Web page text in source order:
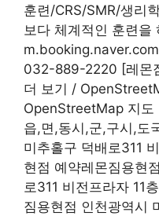
훈련/CRS/SMR/생리
보다 체계적인 훈련을
032-889-2220 [레몬
더 보기 /
OpenStreetMap 지도
읍,면,동시,군,구시,도
미추홀구 덕배로311
현점 예약레몬짐용현
로311 비전프라자 11
짐용현점 인천광역시